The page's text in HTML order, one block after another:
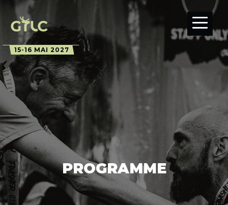
15-16 MAI 2027
PROGRAMME